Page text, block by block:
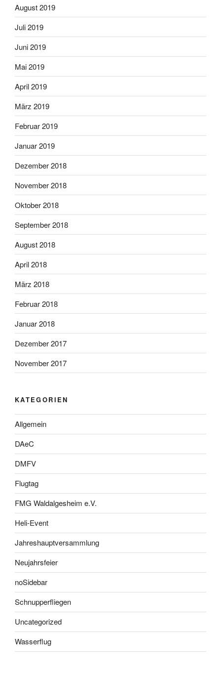
August 2019
Juli 2019
Juni 2019
Mai 2019
April 2019
März 2019
Februar 2019
Januar 2019
Dezember 2018
November 2018
Oktober 2018
September 2018
August 2018
April 2018
März 2018
Februar 2018
Januar 2018
Dezember 2017
November 2017
KATEGORIEN
Allgemein
DAeC
DMFV
Flugtag
FMG Waldalgesheim e.V.
Heli-Event
Jahreshauptversammlung
Neujahrsfeier
noSidebar
Schnupperfliegen
Uncategorized
Wasserflug